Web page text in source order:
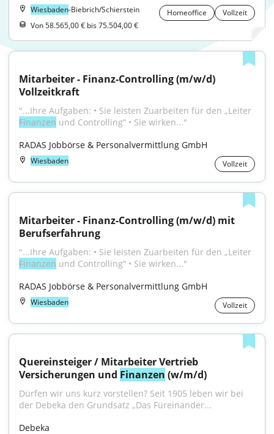
Wiesbaden-Biebrich/Schierstein Homeoffice
Vollzeit
Von 58.565,00 € bis 75.504,00 €
Mitarbeiter - Finanz-Controlling (m/w/d)
Vollzeitkraft
Finanzen und Controlling“ • Sie wirken..."
RADAS Jobbörse & Personalvermittlung GmbH
Wiesbaden Vollzeit
Mitarbeiter - Finanz-Controlling (m/w/d) mit
Berufserfahrung
Finanzen und Controlling“ • Sie wirken..."
RADAS Jobbörse & Personalvermittlung GmbH
Wiesbaden Vollzeit
Quereinsteiger / Mitarbeiter Vertrieb
Versicherungen und Finanzen (w/m/d)
Dürfen wir uns kurz vorstellen? Seit 1905 leben wir bei
der Debeka den Grundsatz „Das Füreinander...
Debeka